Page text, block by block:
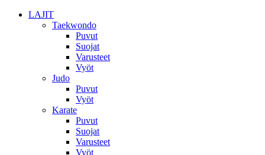
LAJIT
Taekwondo
Puvut
Suojat
Varusteet
Vyöt
Judo
Puvut
Vyöt
Karate
Puvut
Suojat
Varusteet
Vyöt